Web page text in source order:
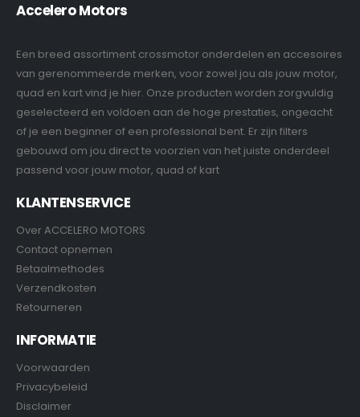
Accelero Motors
Een breed assortiment crossmotor onderdelen en accesoires
van gerenommeerde merken, voor zowel jou als jouw motor,
quad en kart vind je hier. Onze producten worden zorgvuldig
geselecteerd en voldoen aan de hoge prestaties, ongeacht
of je een beginner of een professional bent. Er zijn filters
gebouwd om jou direct te voorzien van het juiste onderdeel
passend voor jouw motor, quad of kart
KLANTENSERVICE
Over ACCELERO MOTORS
Contact opnemen
Betaalmethodes
Verzendkosten
Retourneren
INFORMATIE
Voorwaarden
Privacybeleid
Disclaimer